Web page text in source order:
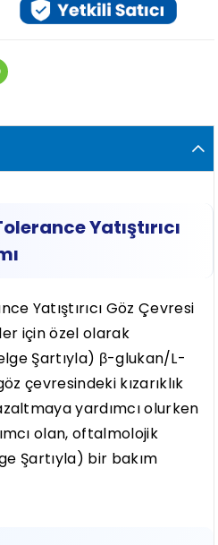
Yatıştırıcı
Yatıştırıcı Göz Çevresi
için özel olarak
Şartıyla) β-glukan/L-
çevresindeki kızarıklık
yardımcı olurken
olan, oftalmolojik
Şartıyla) bir bakım